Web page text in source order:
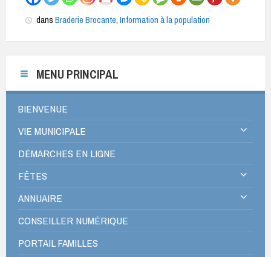
dans Braderie Brocante, Information à la population
MENU PRINCIPAL
BIENVENUE
VIE MUNICIPALE
DÉMARCHES EN LIGNE
FÊTES
ANNUAIRE
CONSEILLER NUMÉRIQUE
PORTAIL FAMILLES